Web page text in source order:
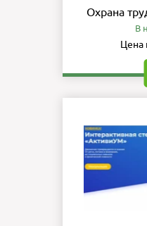
Охрана
В
Цена